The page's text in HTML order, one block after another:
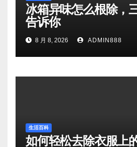
冰箱异味怎么根除，
告诉你
8 月 8, 2026 ADMIN888
生活百科
如何轻松去除衣服上